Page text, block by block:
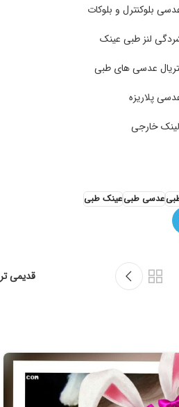
بلوکنترل و بلوکات
لنز طبی عینک
عدسی های طبی
پلاریزه
لینک خارجی
عدسی طبیعینک طبی
قدیمی تر